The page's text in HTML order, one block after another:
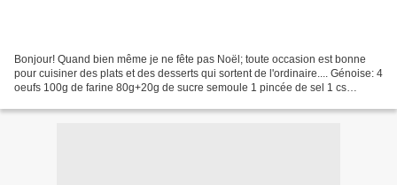
Bonjour! Quand bien même je ne fête pas Noël; toute occasion est bonne
pour cuisiner des plats et des desserts qui sortent de l'ordinaire.... Génoise: 4
oeufs 100g de farine 80g+20g de sucre semoule 1 pincée de sel 1 cs